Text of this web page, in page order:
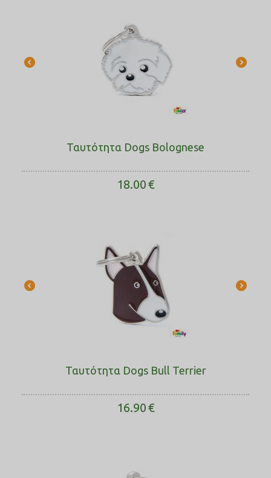
Ταυτότητα Dogs Bolognese
18.00€
Ταυτότητα Dogs Bull Terrier
16.90€